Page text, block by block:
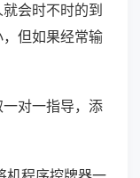
会时不时的到
但如果经常输
对一指导，添